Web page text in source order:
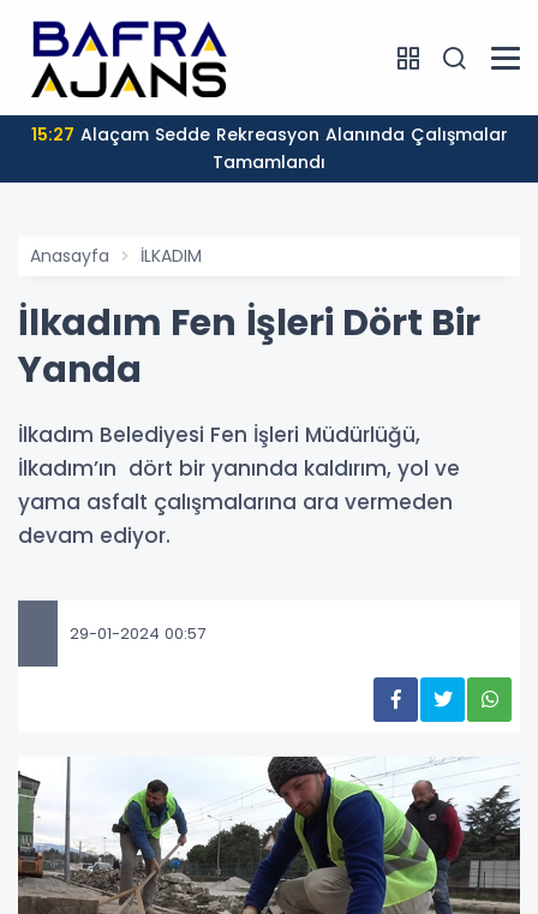
15:27
Tamamlandı
Anasayfa İLKADIM
İlkadım Fen İşleri Dört Bir
Yanda
İlkadım Belediyesi Fen İşleri Müdürlüğü,
İlkadım’ın dört bir yanında kaldırım, yol ve
yama asfalt çalışmalarına ara vermeden
devam ediyor.
29-01-2024 00:57